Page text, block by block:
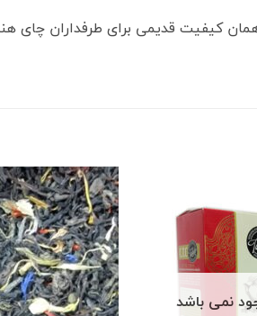
کیفیت قدیمی برای طرفداران
نمی باشد